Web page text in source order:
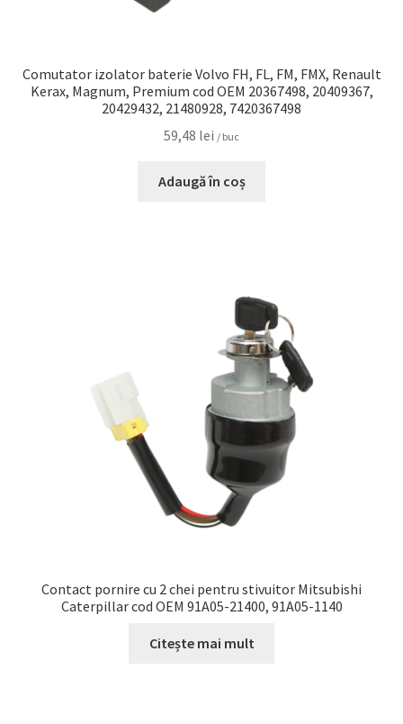
Comutator izolator baterie Volvo FH, FL, FM, FMX, Renault
Kerax, Magnum, Premium cod OEM 20367498, 20409367,
20429432, 21480928, 7420367498
59,48 lei / buc
Adaugă în coș
Contact pornire cu 2 chei pentru stivuitor Mitsubishi
Caterpillar cod OEM 91A05-21400, 91A05-1140
Citește mai mult